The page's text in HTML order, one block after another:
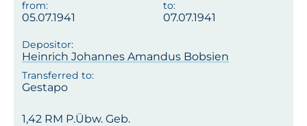
05.07.1941 07.07.1941
Heinrich Johannes Amandus Bobsien
Gestapo
1,42 RM P.Übw. Geb.